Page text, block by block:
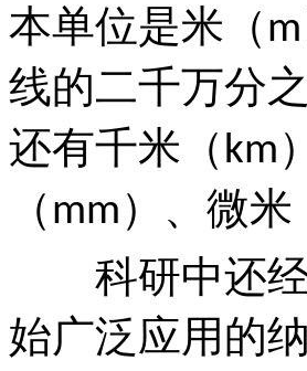
本单位是米（ m
线的二千万分
还有千米（ km
（ mm ）、微米
科研中还经
始广泛应用的